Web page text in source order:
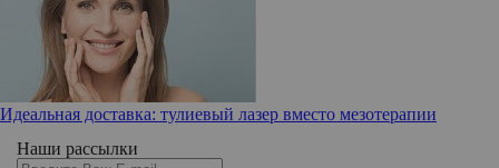
Идеальная доставка: тулиевый лазер вместо мезотерапии
Наши рассылки